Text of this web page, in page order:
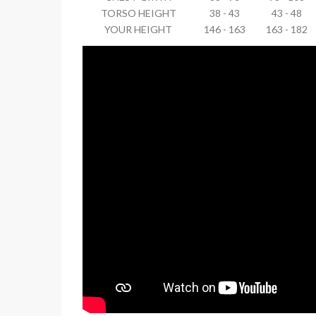
TORSO HEIGHT
38 - 43 43 - 48
YOUR HEIGHT
146 - 163 163 - 182